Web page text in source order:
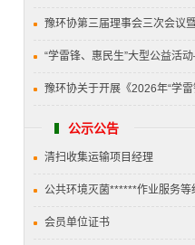
豫环协第三届理事会三次会议
“学雷锋、惠民生”大型公益活
豫环协关于开展《2026年“学
公示公告
清扫收集运输项目经理
公共环境灭菌******作业服务等
会员单位证书